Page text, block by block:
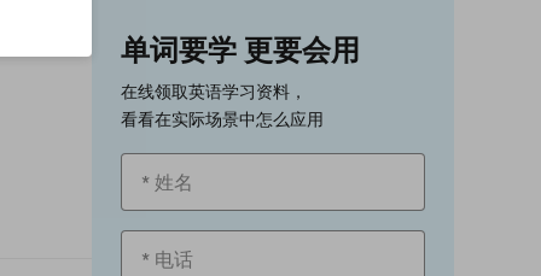
单词要学 更要会用
在线领取英语学习资料，
看看在实际场景中怎么应用